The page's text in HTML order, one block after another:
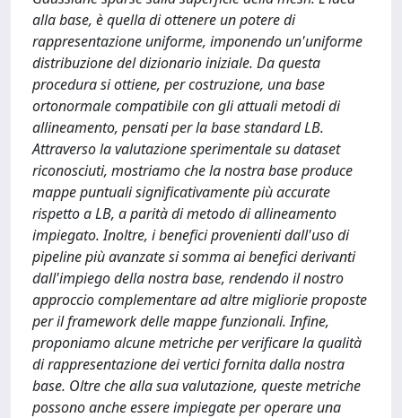
alla base, è quella di ottenere un potere di
rappresentazione uniforme, imponendo un'uniforme
distribuzione del dizionario iniziale. Da questa
procedura si ottiene, per costruzione, una base
ortonormale compatibile con gli attuali metodi di
allineamento, pensati per la base standard LB.
Attraverso la valutazione sperimentale su dataset
riconosciuti, mostriamo che la nostra base produce
mappe puntuali significativamente più accurate
rispetto a LB, a parità di metodo di allineamento
impiegato. Inoltre, i benefici provenienti dall'uso di
pipeline più avanzate si somma ai benefici derivanti
dall'impiego della nostra base, rendendo il nostro
approccio complementare ad altre migliorie proposte
per il framework delle mappe funzionali. Infine,
proponiamo alcune metriche per verificare la qualità
di rappresentazione dei vertici fornita dalla nostra
base. Oltre che alla sua valutazione, queste metriche
possono anche essere impiegate per operare una